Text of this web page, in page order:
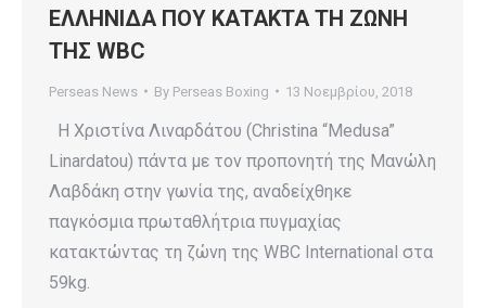
ΕΛΛΗΝΙΔΑ ΠΟΥ ΚΑΤΑΚΤΑ ΤΗ ΖΩΝΗ
ΤΗΣ WBC
Perseas News By Perseas Boxing 13 Νοεμβρίου, 2018
Η Χριστίνα Λιναρδάτου (Christina “Medusa”
Linardatou) πάντα με τον προπονητή της Μανώλη
Λαβδάκη στην γωνία της, αναδείχθηκε
παγκόσμια πρωταθλήτρια πυγμαχίας
κατακτώντας τη ζώνη της WBC International στα
59kg.